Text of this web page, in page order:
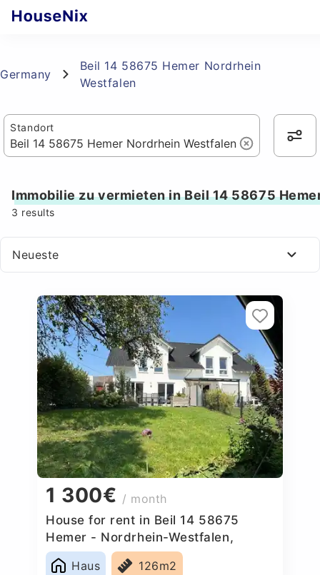
Germany
Beil 14 58675 Hemer Nordrhein
Westfalen
Standort
Immobilie zu vermieten in Beil 14 58675
3 results
Neueste
1 300€ / month
House for rent in Beil 14 58675
Hemer - Nordrhein-Westfalen,
Germany
Haus
126m2